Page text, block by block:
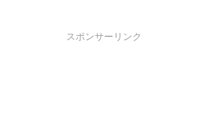
スポンサーリンク